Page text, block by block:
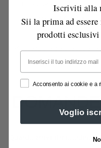
Di solito pronto in 1 ora
Visualizza le informazioni sul
Possibilità di reso entro 14
Quando arriva il mio ordine?
Iscriviti alla
Sii la prima ad
prodotti
Email
Acconsento ai cookie e a
Voglio